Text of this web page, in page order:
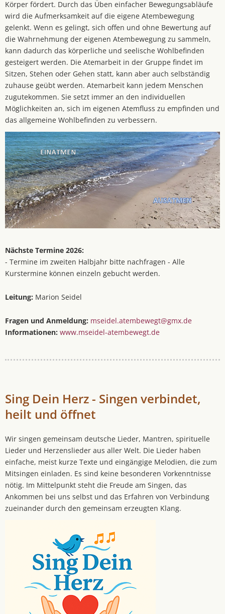
Körper fördert. Durch das Üben einfacher Bewegungsabläufe
wird die Aufmerksamkeit auf die eigene Atembewegung
gelenkt. Wenn es gelingt, sich offen und ohne Bewertung auf
die Wahrnehmung der eigenen Atembewegung zu sammeln,
kann dadurch das körperliche und seelische Wohlbefinden
gesteigert werden. Die Atemarbeit in der Gruppe findet im
Sitzen, Stehen oder Gehen statt, kann aber auch selbständig
zuhause geübt werden. Atemarbeit kann jedem Menschen
zugutekommen. Sie setzt immer an den individuellen
Möglichkeiten an, sich im eigenen Atemfluss zu empfinden und
das allgemeine Wohlbefinden zu verbessern.
Nächste Termine 2026:
- Termine im zweiten Halbjahr bitte nachfragen - Alle
Kurstermine können einzeln gebucht werden.
Leitung: Marion Seidel
Fragen und Anmeldung: mseidel.atembewegt@gmx.de
Informationen: www.mseidel-atembewegt.de
Sing Dein Herz - Singen verbindet,
heilt und öffnet
Wir singen gemeinsam deutsche Lieder, Mantren, spirituelle
Lieder und Herzenslieder aus aller Welt. Die Lieder haben
einfache, meist kurze Texte und eingängige Melodien, die zum
Mitsingen einladen. Es sind keine besonderen Vorkenntnisse
nötig. Im Mittelpunkt steht die Freude am Singen, das
Ankommen bei uns selbst und das Erfahren von Verbindung
zueinander durch den gemeinsam erzeugten Klang.